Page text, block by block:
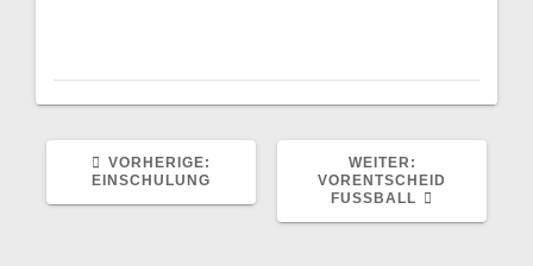
VORHERIGE:
EINSCHULUNG
WEITER:
VORENTSCHEID
FUSSBALL